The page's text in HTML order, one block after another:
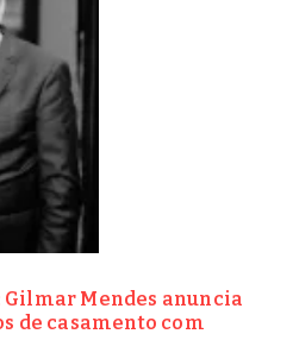
Gilmar Mendes anuncia
de casamento com